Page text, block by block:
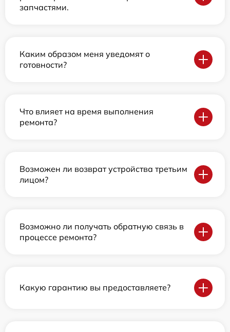
запчастями.
Каким образом меня уведомят о
готовности?
Что влияет на время выполнения
ремонта?
Возможен ли возврат устройства третьим
лицом?
Возможно ли получать обратную связь в
процессе ремонта?
Какую гарантию вы предоставляете?